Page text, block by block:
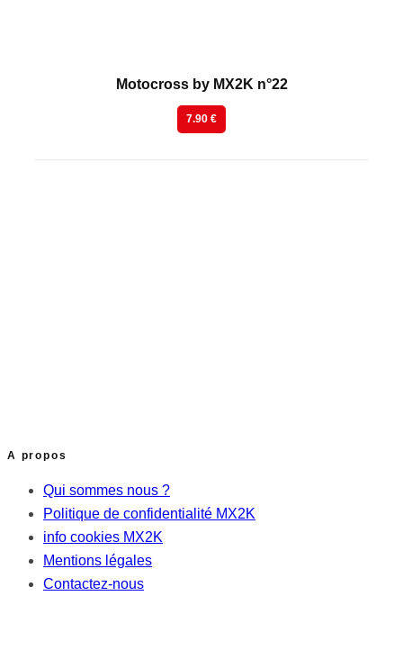
Motocross by MX2K n°22
7.90 €
A propos
Qui sommes nous ?
Politique de confidentialité MX2K
info cookies MX2K
Mentions légales
Contactez-nous